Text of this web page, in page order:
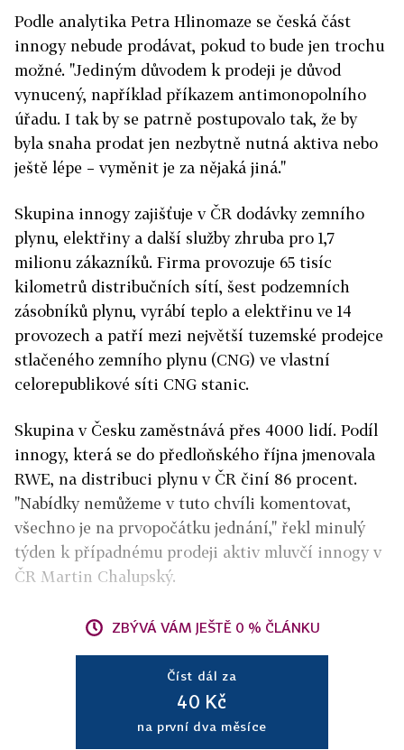
Podle analytika Petra Hlinomaze se česká část
innogy nebude prodávat, pokud to bude jen trochu
možné. "Jediným důvodem k prodeji je důvod
vynucený, například příkazem antimonopolního
úřadu. I tak by se patrně postupovalo tak, že by
byla snaha prodat jen nezbytně nutná aktiva nebo
ještě lépe – vyměnit je za nějaká jiná."
Skupina innogy zajišťuje v ČR dodávky zemního
plynu, elektřiny a další služby zhruba pro 1,7
milionu zákazníků. Firma provozuje 65 tisíc
kilometrů distribučních sítí, šest podzemních
zásobníků plynu, vyrábí teplo a elektřinu ve 14
provozech a patří mezi největší tuzemské prodejce
stlačeného zemního plynu (CNG) ve vlastní
celorepublikové síti CNG stanic.
Skupina v Česku zaměstnává přes 4000 lidí. Podíl
innogy, která se do předloňského října jmenovala
RWE, na distribuci plynu v ČR činí 86 procent.
"Nabídky nemůžeme v tuto chvíli komentovat,
všechno je na prvopočátku jednání," řekl minulý
týden k případnému prodeji aktiv mluvčí innogy v
ČR Martin Chalupský.
ZBÝVÁ VÁM JEŠTĚ 0 % ČLÁNKU
Číst dál za
40 Kč
na první dva měsíce